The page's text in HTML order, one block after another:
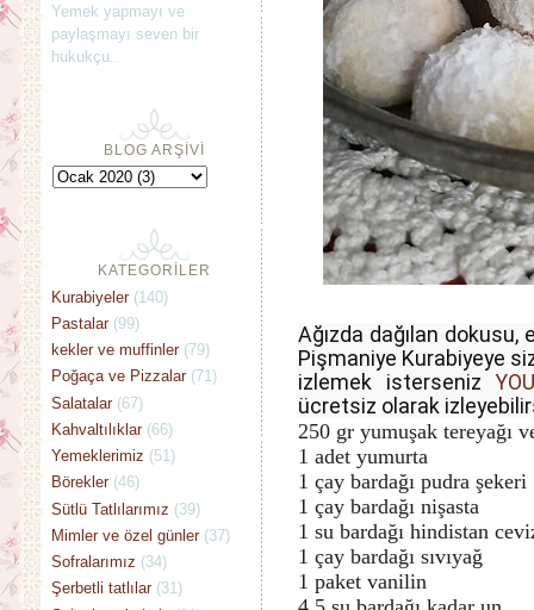
Ağızda dağılan
Pişmaniye Kurabiyeye
izlemek isterseniz
ücretsiz olarak
250 gr yumuşak tereyağı
1 adet yumurta
1 çay bardağı pudra şekeri
1 çay bardağı nişasta
1 su bardağı hindistan
1 çay bardağı sıvıyağ
1 paket vanilin
Yemek yapmayı ve
paylaşmayı seven bir
hukukçu..
BLOG ARŞİVİ
KATEGORİLER
Kurabiyeler (140)
Pastalar (99)
kekler ve muffinler (79)
Poğaça ve Pizzalar (71)
Salatalar (67)
Kahvaltılıklar (66)
Yemeklerimiz (51)
Börekler (46)
Sütlü Tatlılarımız (39)
Mimler ve özel günler (37)
Sofralarımız (34)
Şerbetli tatlılar (31)